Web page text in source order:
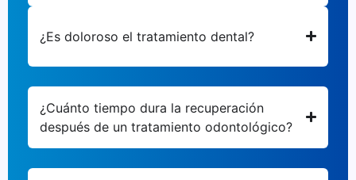
¿Es doloroso el tratamiento dental?
¿Cuánto tiempo dura la recuperación
después de un tratamiento odontológico?